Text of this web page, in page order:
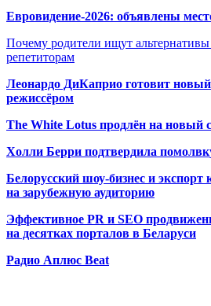
Евровидение-2026: объявлены
Почему родители ищут
репетиторам
Леонардо ДиКаприо готовит
режиссёром
The White Lotus продлён на новый
Холли Берри подтвердила помолвк
Белорусский шоу-бизнес и экспорт
на зарубежную аудиторию
Эффективное PR и SEO
на десятках порталов в Беларуси
Радио Аплюс Beat